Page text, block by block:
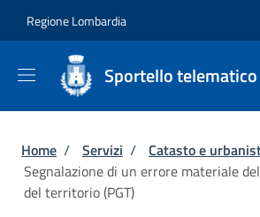
Regione Lombardia
Sportello
Briciole di pane
Home / Servizi / Catasto e
Segnalazione di un errore materiale
del territorio (PGT)